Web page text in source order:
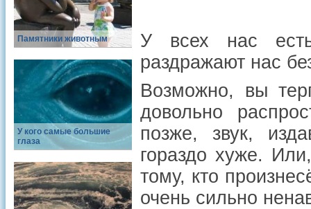
Памятники животным
У кого самые большие
глаза
У всех нас
раздражают нас
Возможно, вы
довольно
позже, звук,
гораздо хуже.
тому, кто
очень сильно